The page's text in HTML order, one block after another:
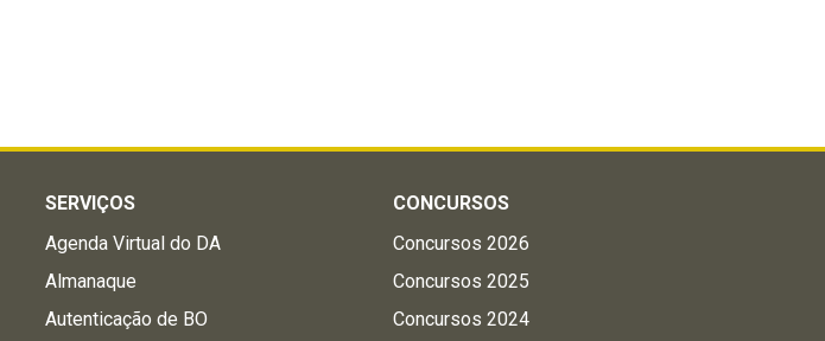
SERVIÇOS
Agenda Virtual do DA
Almanaque
Autenticação de BO
CONCURSOS
Concursos 2026
Concursos 2025
Concursos 2024